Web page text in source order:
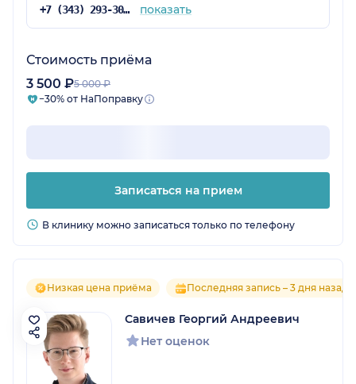
+7 (343) 293-30-75 показать
Стоимость приёма
3 500 ₽5 000 ₽
−30% от НаПоправку
Записаться на прием
В клинику можно записаться только по телефону
Низкая цена приёма Последняя запись – 3 дня назад
Савичев Георгий Андреевич
Нет оценок